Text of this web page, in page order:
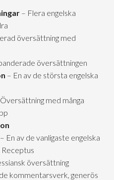
– Flera engelska
översättning med
översättningen
– En av de största engelska
med många
– En av de vanligaste engelska
Receptus
översättning
kommentarsverk, generös